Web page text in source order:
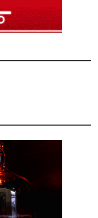
de conceber
na casa dos Mhz
lhe as
Tem a ver com as